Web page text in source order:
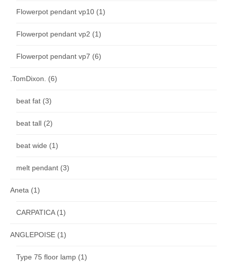
Flowerpot pendant vp10 (1)
Flowerpot pendant vp2 (1)
Flowerpot pendant vp7 (6)
.TomDixon. (6)
beat fat (3)
beat tall (2)
beat wide (1)
melt pendant (3)
Aneta (1)
CARPATICA(1)
ANGLEPOISE (1)
Type 75 floor lamp (1)